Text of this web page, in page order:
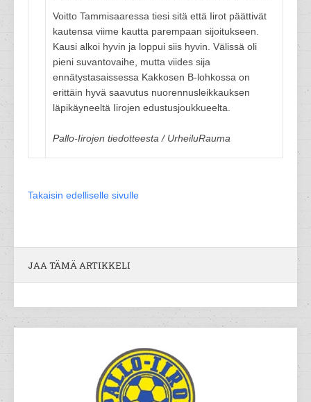
Voitto Tammisaaressa tiesi sitä että Iirot päättivät
kautensa viime kautta parempaan sijoitukseen.
Kausi alkoi hyvin ja loppui siis hyvin. Välissä oli
pieni suvantovaihe, mutta viides sija
ennätystasaissessa Kakkosen B-lohkossa on
erittäin hyvä saavutus nuorennusleikkauksen
läpikäyneeltä Iirojen edustusjoukkueelta.
Pallo-Iirojen tiedotteesta / UrheiluRauma
Takaisin edelliselle sivulle
JAA TÄMÄ ARTIKKELI